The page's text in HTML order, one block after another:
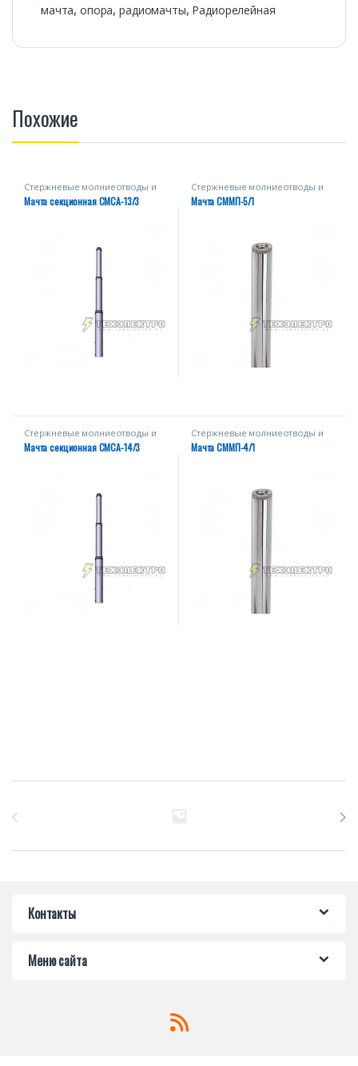
мачта,опора,радиомачты, Радиорелейная
Похожие
Стержневые молниеотводы и
мачты
Мачта секционная СМСА-13/3
Стержневые молниеотводы и
мачты
Мачта СММП-5/1
Стержневые молниеотводы и
мачты
Мачта секционная СМСА-14/3
Стержневые молниеотводы и
мачты
Мачта СММП-4/1
Контакты
Меню сайта